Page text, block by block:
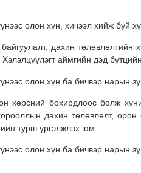
дахин
аймгийн дэд
хөрсний бохирдлоос болж
дахин төлөвлөлт, орон
турш үргэлжлэх юм.